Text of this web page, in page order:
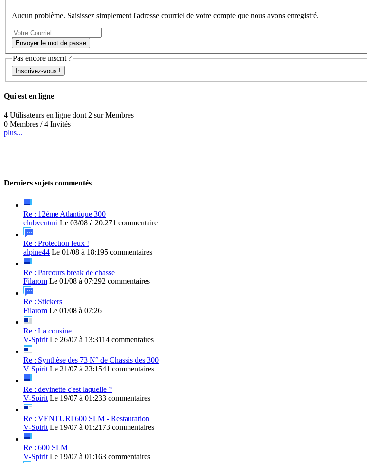
Aucun problème. Saisissez simplement l'adresse courriel de votre compte que nous avons enregistré.
Votre
Courriel
:
Envoyer le mot de passe
Pas encore inscrit ?
Inscrivez-vous !
Qui est en ligne
4 Utilisateurs en ligne dont 2 sur Membres
0 Membres / 4 Invités
plus...
Derniers sujets commentés
Re : 12éme Atlantique 300
clubventuri Le 03/08 à 20:271 commentaire
Re : Protection feux !
alpine44 Le 01/08 à 18:195 commentaires
Re : Parcours break de chasse
Filarom Le 01/08 à 07:292 commentaires
Re : Stickers
Filarom Le 01/08 à 07:26
Re : La cousine
V-Spirit Le 26/07 à 13:3114 commentaires
Re : Synthèse des 73 N° de Chassis des 300
V-Spirit Le 21/07 à 23:1541 commentaires
Re : devinette c'est laquelle ?
V-Spirit Le 19/07 à 01:233 commentaires
Re : VENTURI 600 SLM - Restauration
V-Spirit Le 19/07 à 01:21 73 commentaires
Re : 600 SLM
V-Spirit Le 19/07 à 01:163 commentaires